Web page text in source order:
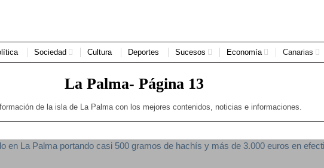
Sociedad Cultura Deportes Sucesos Economía Canarias
La Palma- Página 13
de la isla de La Palma con los mejores contenidos, noticias e informaciones.